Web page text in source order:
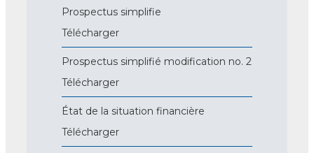
Prospectus simplifie
Télécharger
Prospectus simplifié modification no. 2
Télécharger
État de la situation financière
Télécharger